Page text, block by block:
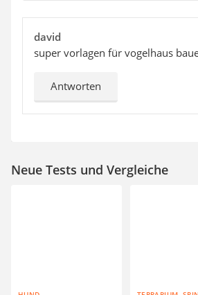
david
super vorlagen für vogelhaus
Antworten
Neue Tests und Vergleiche